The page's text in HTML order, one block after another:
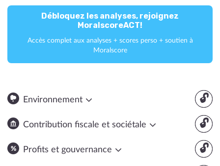
Débloquez les analyses, rejoignez
MoralscoreACT!
Accès complet aux analyses + scores perso + soutien à
Moralscore
🔓
Environnement
🔓
Contribution fiscale et sociétale
🔓
Profits et gouvernance